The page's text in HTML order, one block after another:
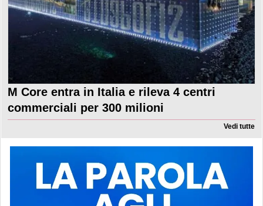
M Core entra in Italia e rileva 4 centri
commerciali per 300 milioni
Vedi tutte